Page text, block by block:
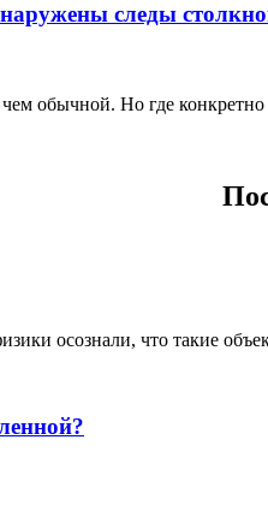
следы
обычной. Но где
осознали, что такие